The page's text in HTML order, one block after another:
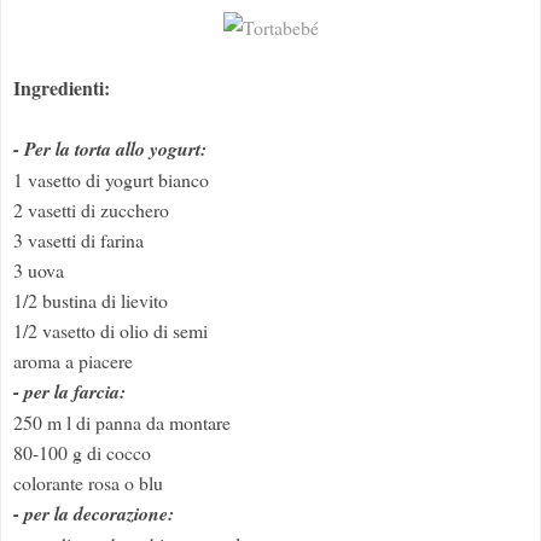
Ingredienti:
- Per la torta allo yogurt:
1 vasetto di yogurt bianco
2 vasetti di zucchero
3 vasetti di farina
3 uova
1/2 bustina di lievito
1/2 vasetto di olio di semi
aroma a piacere
- per la farcia:
250 m l di panna da montare
80-100 g di cocco
colorante rosa o blu
- per la decorazione: